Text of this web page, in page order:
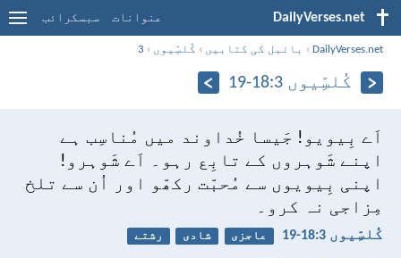
DailyVerses.net عنوانات سبسکرائب
DailyVerses.net
› بائبل کی کتابیں › کُلسِّیوں ›
3
کُلسِّیوں 3:‏18-‏19
اَے بِیویو! جَیسا خُداوند میں مُناسِب ہے
اپنے شَوہروں کے تابِع رہو۔
اَے شَوہرو!
اپنی بِیویوں سے مُحبّت رکھّو اور اُن سے تلخ
مِزاجی نہ کرو۔
کُلسِّیوں 3:‏18-‏19 عاجزی شادی رشتے